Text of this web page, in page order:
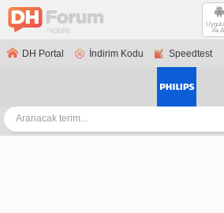
ile
DH Portal İndirim Kodu Speedtest